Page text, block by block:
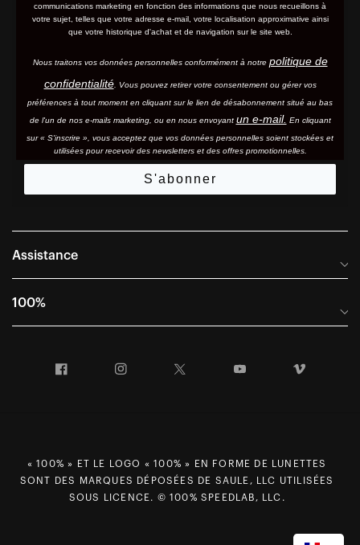
communications marketing en fonction des informations que nous recueillons à
votre sujet, telles que votre adresse e-mail, votre localisation approximative ainsi
que votre historique d'achat et de navigation sur le site web.
Nous traitons vos données personnelles conformément à notre politique de
confidentialité. Vous pouvez retirer votre consentement ou gérer vos
préférences à tout moment en cliquant sur le lien de désabonnement situé au bas
de l'un de nos e-mails marketing, ou en nous envoyant un e-mail. En cliquant
sur « S'inscrire », vous acceptez que vos données personnelles soient stockées et
utilisées pour recevoir des newsletters et des offres promotionnelles.
S'abonner
Assistance
Foire aux questions
Conditions générales de vente
100%
Informations sur l'entreprise
du RGPD
Facebook Instagram YouTube
« 100% » ET LE LOGO « 100% » EN FORME DE LUNETTES
SONT DES MARQUES DÉPOSÉES DE SAULE, LLC UTILISÉES
SOUS LICENCE. © 100% SPEEDLAB, LLC.